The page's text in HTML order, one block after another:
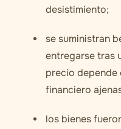
desistimiento;
se suministran
entregarse tras
precio depende
financiero
los bienes